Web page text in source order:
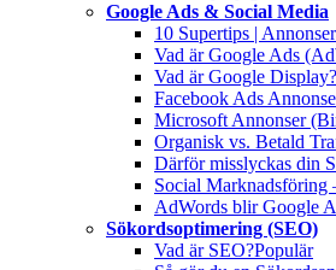
Google Ads & Social Media
10 Supertips |
Vad är Google Ads
Vad är Google Display?
Facebook Ads
Microsoft Annonser
Organisk vs. Betald
Därför misslyckas din
Social Marknadsföring
AdWords blir Google
Sökordsoptimering (SEO)
Vad är SEO?Populär